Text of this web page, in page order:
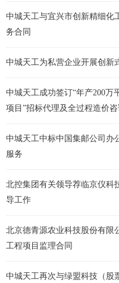
中城天工与宜兴市创新精细化
务合同
中城天工为私营企业开展创新
中城天工成功签订“年产200万
项目”招标代理及全过程造价
中城天工中标中国集邮公司办
服务
北控集团有关领导荐临京仪科
导工作
北京德青源农业科技股份有限
工程项目监理合同
中城天工再次与绿盟科技（股